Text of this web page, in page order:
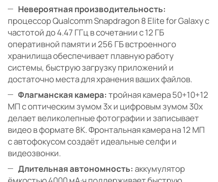
Невероятная производительность:
процессор Qualcomm Snapdragon 8 Elite for Galaxy с
частотой до 4.47 ГГц в сочетании с 12 ГБ
оперативной памяти и 256 ГБ встроенного
хранилища обеспечивает плавную работу
системы, быструю загрузку приложений и
достаточно места для хранения ваших файлов.
Флагманская камера: тройная камера 50+10+12
МП с оптическим зумом 3x и цифровым зумом 30x
делает великолепные фотографии и записывает
видео в формате 8K. Фронтальная камера на 12 МП
с автофокусом создаёт идеальные селфи и
видеозвонки.
Длительная автономность: аккумулятор